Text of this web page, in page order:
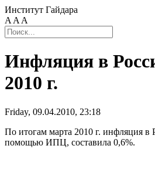
Институт Гайдара
A A A
Инфляция в
2010 г.
Friday, 09.04.2010, 23:18
По итогам марта 2010 г. инфляция в
помощью ИПЦ, составила 0,6%.